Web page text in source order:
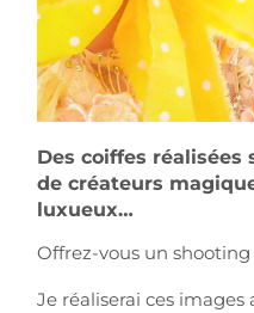
Des coiffes réalisées
de créateurs
luxueux…
Offrez-vous un
Je réaliserai ces images